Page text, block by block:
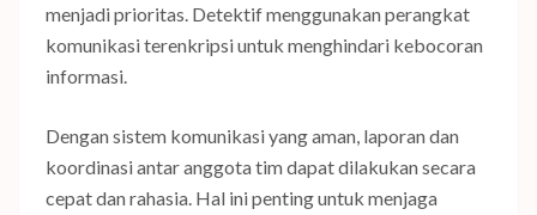
menjadi prioritas. Detektif menggunakan perangkat
komunikasi terenkripsi untuk menghindari kebocoran
informasi.
Dengan sistem komunikasi yang aman, laporan dan
koordinasi antar anggota tim dapat dilakukan secara
cepat dan rahasia. Hal ini penting untuk menjaga